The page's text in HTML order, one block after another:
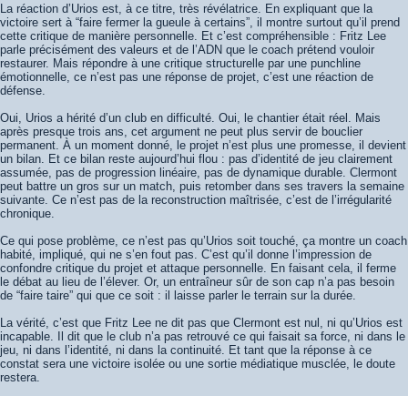
La réaction d’Urios est, à ce titre, très révélatrice. En expliquant que la
victoire sert à “faire fermer la gueule à certains”, il montre surtout qu’il prend
cette critique de manière personnelle. Et c’est compréhensible : Fritz Lee
parle précisément des valeurs et de l’ADN que le coach prétend vouloir
restaurer. Mais répondre à une critique structurelle par une punchline
émotionnelle, ce n’est pas une réponse de projet, c’est une réaction de
défense.
Oui, Urios a hérité d’un club en difficulté. Oui, le chantier était réel. Mais
après presque trois ans, cet argument ne peut plus servir de bouclier
permanent. À un moment donné, le projet n’est plus une promesse, il devient
un bilan. Et ce bilan reste aujourd’hui flou : pas d’identité de jeu clairement
assumée, pas de progression linéaire, pas de dynamique durable. Clermont
peut battre un gros sur un match, puis retomber dans ses travers la semaine
suivante. Ce n’est pas de la reconstruction maîtrisée, c’est de l’irrégularité
chronique.
Ce qui pose problème, ce n’est pas qu’Urios soit touché, ça montre un coach
habité, impliqué, qui ne s’en fout pas. C’est qu’il donne l’impression de
confondre critique du projet et attaque personnelle. En faisant cela, il ferme
le débat au lieu de l’élever. Or, un entraîneur sûr de son cap n’a pas besoin
de “faire taire” qui que ce soit : il laisse parler le terrain sur la durée.
La vérité, c’est que Fritz Lee ne dit pas que Clermont est nul, ni qu’Urios est
incapable. Il dit que le club n’a pas retrouvé ce qui faisait sa force, ni dans le
jeu, ni dans l’identité, ni dans la continuité. Et tant que la réponse à ce
constat sera une victoire isolée ou une sortie médiatique musclée, le doute
restera.